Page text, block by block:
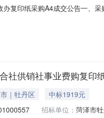
办复印纸采购A4成交公告一、
元七、
社供销社事业费购复印
｜牡丹区
中标1919元
招标单位： 菏泽市